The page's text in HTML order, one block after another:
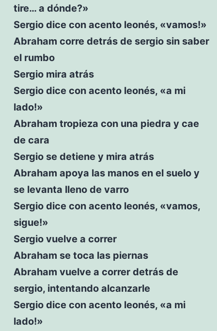
tire… a dónde?»
Sergio dice con acento leonés, «vamos!»
Abraham corre detrás de sergio sin saber
el rumbo
Sergio mira atrás
Sergio dice con acento leonés, «a mi
lado!»
Abraham tropieza con una piedra y cae
de cara
Sergio se detiene y mira atrás
Abraham apoya las manos en el suelo y
se levanta lleno de varro
Sergio dice con acento leonés, «vamos,
sigue!»
Sergio vuelve a correr
Abraham se toca las piernas
Abraham vuelve a correr detrás de
sergio, intentando alcanzarle
Sergio dice con acento leonés, «a mi
lado!»